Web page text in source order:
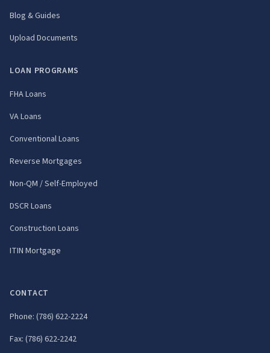
Blog & Guides
Upload Documents
LOAN PROGRAMS
FHA Loans
VA Loans
Conventional Loans
Reverse Mortgages
Non-QM / Self-Employed
DSCR Loans
Construction Loans
ITIN Mortgage
CONTACT
Phone: (786) 622-2224
Fax: (786) 622-2242